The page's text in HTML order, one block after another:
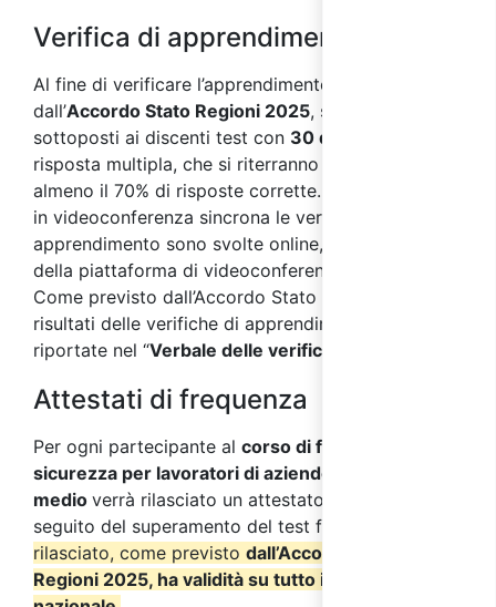
Verifica di apprendimento
Al fine di verificare l’apprendimento, come previsto
dall’Accordo Stato Regioni 2025, saranno
sottoposti ai discenti test con 30 domande
risposta multipla, che si riterranno superati con
almeno il 70% di risposte corrette. Nei corsi svolti
in videoconferenza sincrona le verifiche di
apprendimento sono svolte online, per mezzo
della piattaforma di videoconferenza sincrona.
Come previsto dall’Accordo Stato Regioni 2025, i
risultati delle verifiche di apprendimento saranno
riportate nel “Verbale delle verifiche finali
Attestati di frequenza
Per ogni partecipante al corso di formazione sulla
sicurezza per lavoratori di aziende a rischio
medio verrà rilasciato un attestato di frequenza a
seguito del superamento del test finale.
rilasciato, come previsto dall’Accordo Stato
Regioni 2025, ha validità su tutto il territorio